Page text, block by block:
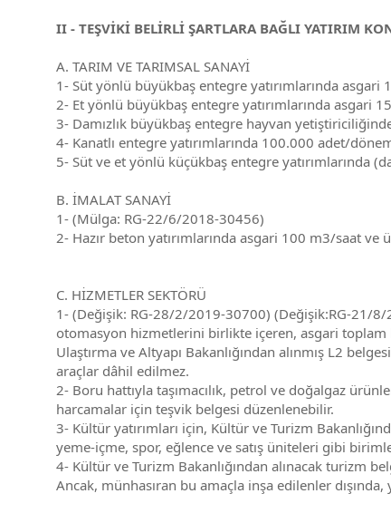
II - TEŞVİKİ BELİRLİ ŞARTLARA BAĞLI YATIRIM
A. TARIM VE TARIMSAL SANAYİ
1- Süt yönlü büyükbaş entegre yatırımlarında asgari
2- Et yönlü büyükbaş entegre yatırımlarında asgari
3- Damızlık büyükbaş entegre hayvan
4- Kanatlı entegre yatırımlarında 100.000 adet/
5- Süt ve et yönlü küçükbaş entegre yatırımlarında
B. İMALAT SANAYİ
1- (Mülga: RG-22/6/2018-30456)
2- Hazır beton yatırımlarında asgari 100 m3/saat
C. HİZMETLER SEKTÖRÜ
1- (Değişik: RG-28/2/2019-30700) (Değişik:RG-21/
otomasyon hizmetlerini birlikte içeren, asgari toplam
Ulaştırma ve Altyapı Bakanlığından alınmış L2
araçlar dâhil edilmez.
2- Boru hattıyla taşımacılık, petrol ve doğalgaz
harcamalar için teşvik belgesi düzenlenebilir.
3- Kültür yatırımları için, Kültür ve Turizm
yeme-içme, spor, eğlence ve satış üniteleri gibi
4- Kültür ve Turizm Bakanlığından alınacak turizm
Ancak, münhasıran bu amaçla inşa edilenler